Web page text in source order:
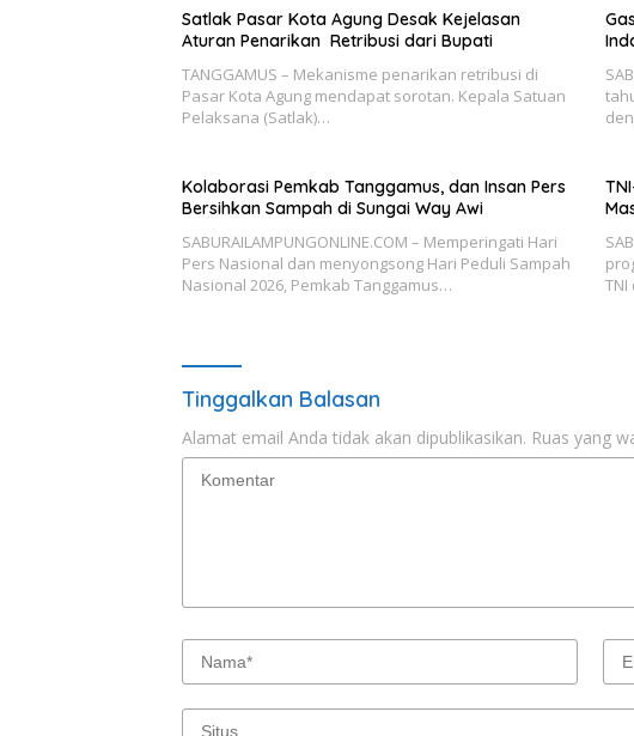
Satlak Pasar Kota Agung Desak Kejelasan
Aturan Penarikan Retribusi dari Bupati
TANGGAMUS – Mekanisme penarikan retribusi di
Pasar Kota Agung mendapat sorotan. Kepala Satuan
Pelaksana (Satlak)…
Kolaborasi Pemkab Tanggamus, dan Insan Pers
Bersihkan Sampah di Sungai Way Awi
SABURAILAMPUNGONLINE.COM – Memperingati Hari
Pers Nasional dan menyongsong Hari Peduli Sampah
Nasional 2026, Pemkab Tanggamus…
Tinggalkan Balasan
Alamat email Anda tidak akan dipublikasikan. Ruas yang